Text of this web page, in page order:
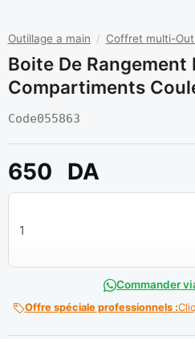
Outillage a main / Coffret multi-
Boite De Rangement
Compartiments
Code055863
650 DA
quantité de Boite de rangement
Commander
Offre spéciale professionnels :